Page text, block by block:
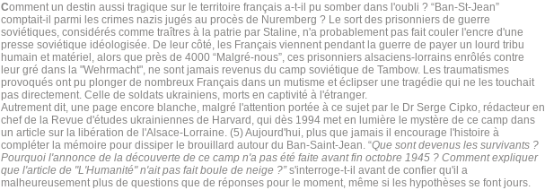
Comment un destin aussi tragique sur le territoire français a-t-il pu somber dans l'oubli ? “Ban-St-Jean”
comptait-il parmi les crimes nazis jugés au procès de Nuremberg ? Le sort des prisonniers de guerre
soviétiques, considérés comme traîtres à la patrie par Staline, n'a probablement pas fait couler l'encre d'une
presse soviétique idéologisée. De leur côté, les Français viennent pendant la guerre de payer un lourd tribu
humain et matériel, alors que près de 4000 “Malgré-nous”, ces prisonniers alsaciens-lorrains enrôlés contre
leur gré dans la "Wehrmacht", ne sont jamais revenus du camp soviétique de Tambow. Les traumatismes
provoqués ont pu plonger de nombreux Français dans un mutisme et éclipser une tragédie qui ne les touchait
pas directement. Celle de soldats ukrainiens, morts en captivité à l'étranger.
Autrement dit, une page encore blanche, malgré l'attention portée à ce sujet par le Dr Serge Cipko, rédacteur en
chef de la Revue d'études ukrainiennes de Harvard, qui dès 1994 met en lumière le mystère de ce camp dans
un article sur la libération de l'Alsace-Lorraine. (5) Aujourd'hui, plus que jamais il encourage l'histoire à
compléter la mémoire pour dissiper le brouillard autour du Ban-Saint-Jean. “Que sont devenus les survivants ?
Pourquoi l'annonce de la découverte de ce camp n'a pas été faite avant fin octobre 1945 ? Comment expliquer
que l'article de "L'Humanité" n'ait pas fait boule de neige ?”s'interroge-t-il avant de confier qu'il a
malheureusement plus de questions que de réponses pour le moment, même si les hypothèses se font jours.